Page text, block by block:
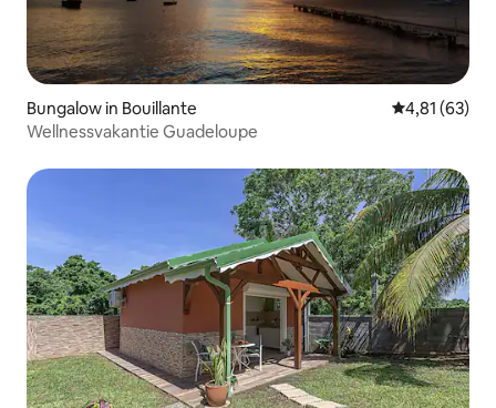
Bungalow in Bouillante Gemiddelde
4,81 (63)
Wellnessvakantie Guadeloupe